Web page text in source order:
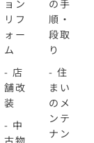
ョン
リフ
ォー
ム
- 店
舗改
装
- 中
古物
の手
順・
段取
り
- 住
まい
のメ
ンテ
ナン